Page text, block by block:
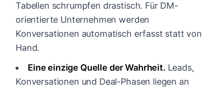
Tabellen schrumpfen drastisch. Für DM-
orientierte Unternehmen werden
Konversationen automatisch erfasst statt von
Hand.
Eine einzige Quelle der Wahrheit. Leads,
Konversationen und Deal-Phasen liegen an